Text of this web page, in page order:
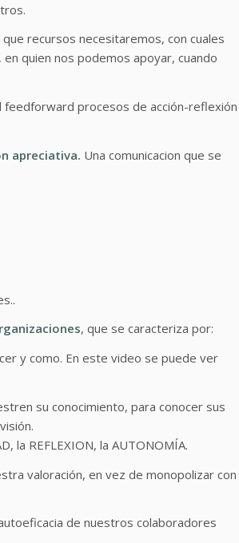
recursos necesitaremos, con cuales
quien nos podemos apoyar, cuando
feedforward procesos de acción-reflexión
apreciativa. Una comunicacion que se
, que se caracteriza por:
y como. En este video se puede ver
su conocimiento, para conocer sus
la REFLEXION, la AUTONOMÍA.
valoración, en vez de monopolizar con
de nuestros colaboradores